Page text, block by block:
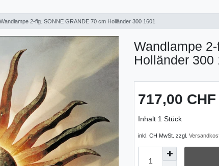
Wandlampe 2-flg. SONNE GRANDE 70 cm Holländer 300 1601
Wandlampe
Holländer 300
717,00 CHF
Inhalt 1 Stück
inkl. CH MwSt. zzgl.